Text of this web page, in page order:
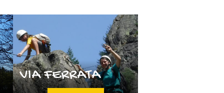
VIA FERRATA